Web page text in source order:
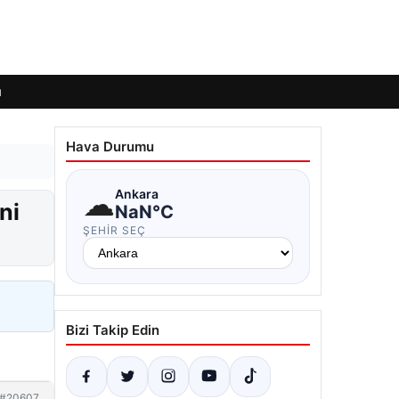
Hava Durumu
☁Ankara
NaN°C
ŞEHIR SEÇ
Bizi Takip Edin